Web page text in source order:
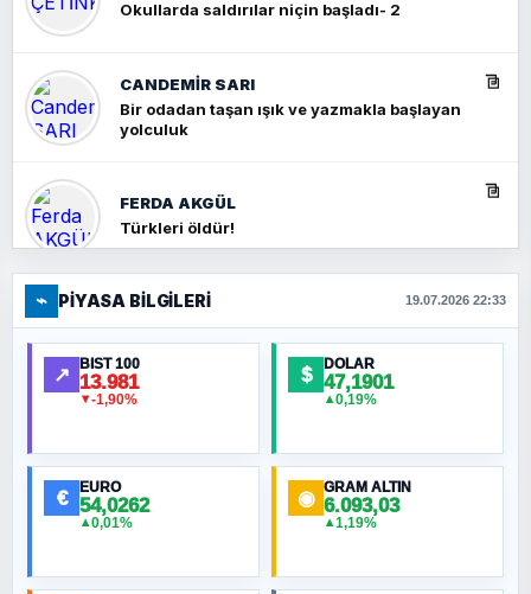
Okullarda saldırılar niçin başladı- 2
CANDEMIR SARI
Bir odadan taşan ışık ve yazmakla başlayan
yolculuk
FERDA AKGÜL
Türkleri öldür!
FERHAT BÜYÜKKALKAN
Ankara Zirvesi: NATO Toplantısı mı, Yeni
Ortadoğu Haritasının Provası mı?
MURAT ÖZKAN
⌁ PIYASA BILGILERI 19.07.2026 22:33
↗ BIST 100
13.981
▼-1,90%
$ DOLAR
47,1901
▲0,19%
€ EURO
54,0262
▲0,01%
◉ GRAM ALTIN
6.093,03
▲1,19%